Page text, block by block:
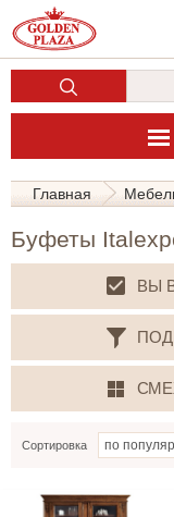
Главная
Буфеты
ВЫ
Сортировка